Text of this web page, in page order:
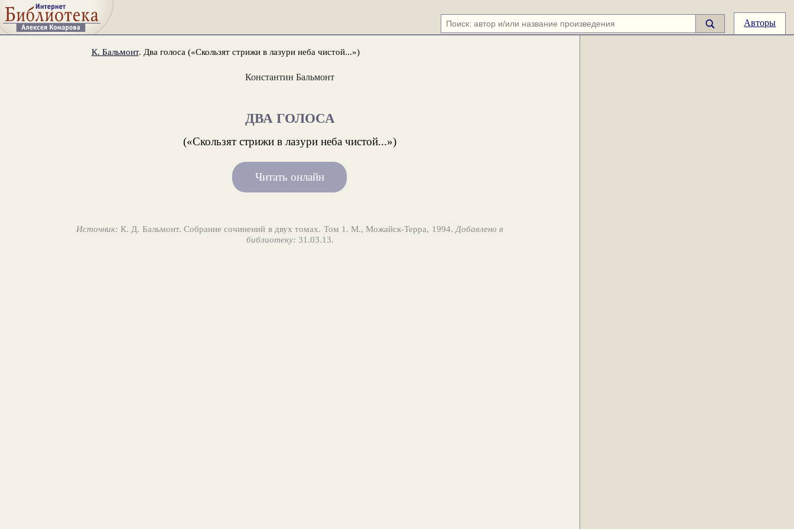
Авторы
К. Бальмонт. Два голоса («Скользят стрижи в лазури неба чистой...»)
Константин Бальмонт
ДВА ГОЛОСА
(«Скользят стрижи в лазури неба чистой...»)
Читать онлайн
Источник: К. Д. Бальмонт. Собрание сочинений в двух томах. Том 1. М., Можайск-Терра, 1994. Добавлено в
библиотеку: 31.03.13.